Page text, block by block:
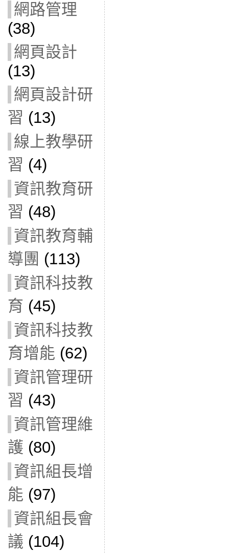
網路管理
(38)
網頁設計
(13)
網頁設計研
習 (13)
線上教學研
習 (4)
資訊教育研
習 (48)
資訊教育輔
導團 (113)
資訊科技教
育 (45)
資訊科技教
育增能 (62)
資訊管理研
習 (43)
資訊管理維
護 (80)
資訊組長增
能 (97)
資訊組長會
議 (104)